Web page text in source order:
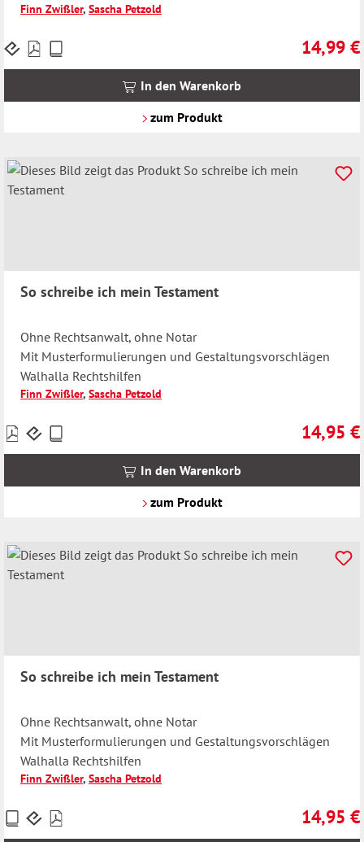
Finn Zwißler, Sascha Petzold
14,99 €
Preise
In den Warenkorb
zum Produkt
So schreibe ich mein Testament
Ohne Rechtsanwalt, ohne Notar
Mit Musterformulierungen und Gestaltungsvorschlägen
Walhalla Rechtshilfen
Finn Zwißler, Sascha Petzold
14,95 €
Preise
inkl.
In den Warenkorb
zum Produkt
So schreibe ich mein Testament
Ohne Rechtsanwalt, ohne Notar
Mit Musterformulierungen und Gestaltungsvorschlägen
Walhalla Rechtshilfen
Finn Zwißler, Sascha Petzold
14,95 €
Preise
inkl.